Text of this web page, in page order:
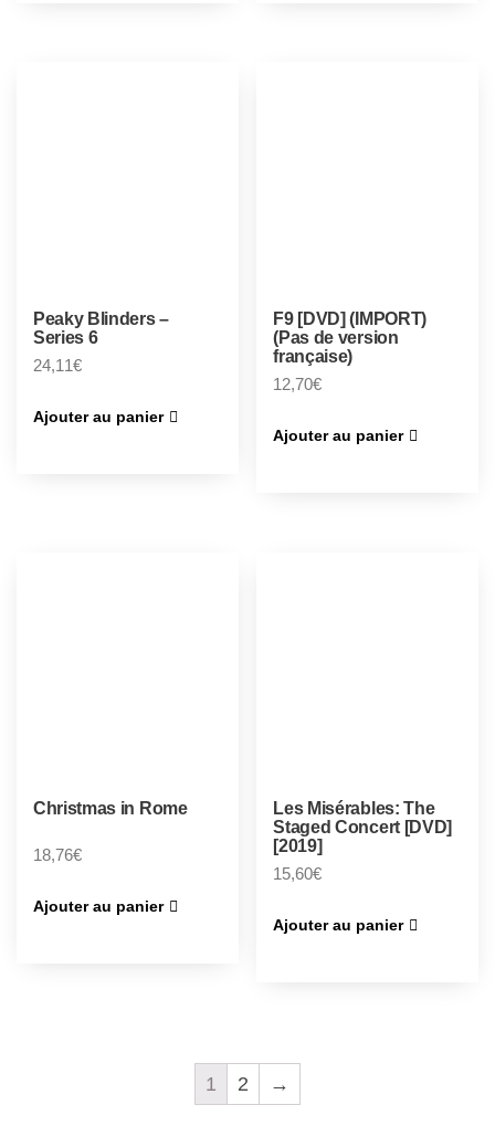
Peaky Blinders –
Series 6
24,11€
Ajouter au panier
F9 [DVD] (IMPORT)
(Pas de version
française)
12,70€
Ajouter au panier
Christmas in Rome
18,76€
Ajouter au panier
Les Misérables: The
Staged Concert [DVD]
[2019]
15,60€
Ajouter au panier
1 2 →